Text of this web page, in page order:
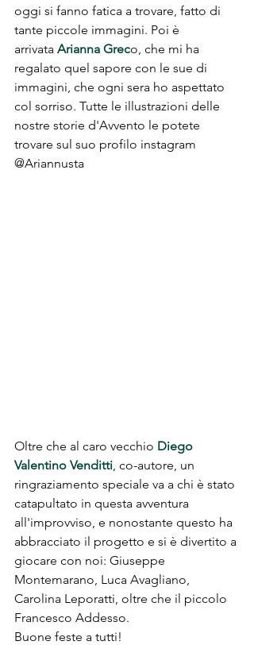
oggi si fanno fatica a trovare, fatto di
tante piccole immagini. Poi è
arrivata Arianna Greco, che mi ha
regalato quel sapore con le sue di
immagini, che ogni sera ho aspettato
col sorriso. Tutte le illustrazioni delle
nostre storie d'Avvento le potete
trovare sul suo profilo instagram
@Ariannusta
Oltre che al caro vecchio Diego
Valentino Venditti, co-autore, un
ringraziamento speciale va a chi è stato
catapultato in questa avventura
all'improvviso, e nonostante questo ha
abbracciato il progetto e si è divertito a
giocare con noi: Giuseppe
Montemarano, Luca Avagliano,
Carolina Leporatti, oltre che il piccolo
Francesco Addesso.
Buone feste a tutti!